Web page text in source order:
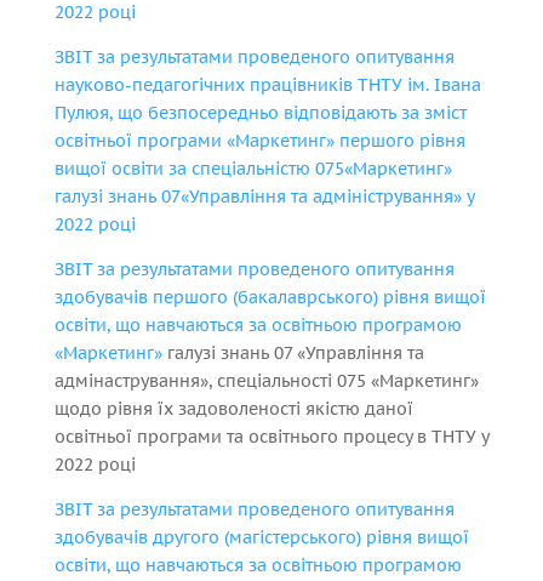
2022 році
ЗВІТ за результатами проведеного опитування
науково-педагогічних працівників ТНТУ ім. Івана
Пулюя, що безпосередньо відповідають за зміст
освітньої програми «Маркетинг» першого рівня
вищої освіти за спеціальністю 075«Маркетинг»
галузі знань 07«Управління та адміністрування» у
2022 році
ЗВІТ за результатами проведеного опитування
здобувачів першого (бакалаврського) рівня вищої
освіти, що навчаються за освітньою програмою
«Маркетинг»галузі знань 07 «Управління та
адмінастрування», спеціальності 075 «Маркетинг»
щодо рівня їх задоволеності якістю даної
освітньої програми та освітнього процесу в ТНТУ у
2022 році
ЗВІТ за результатами проведеного опитування
здобувачів другого (магістерського) рівня вищої
освіти, що навчаються за освітньою програмою